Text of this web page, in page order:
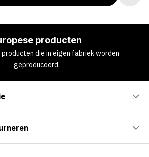
producten
die in eigen fabriek worden
geproduceerd.